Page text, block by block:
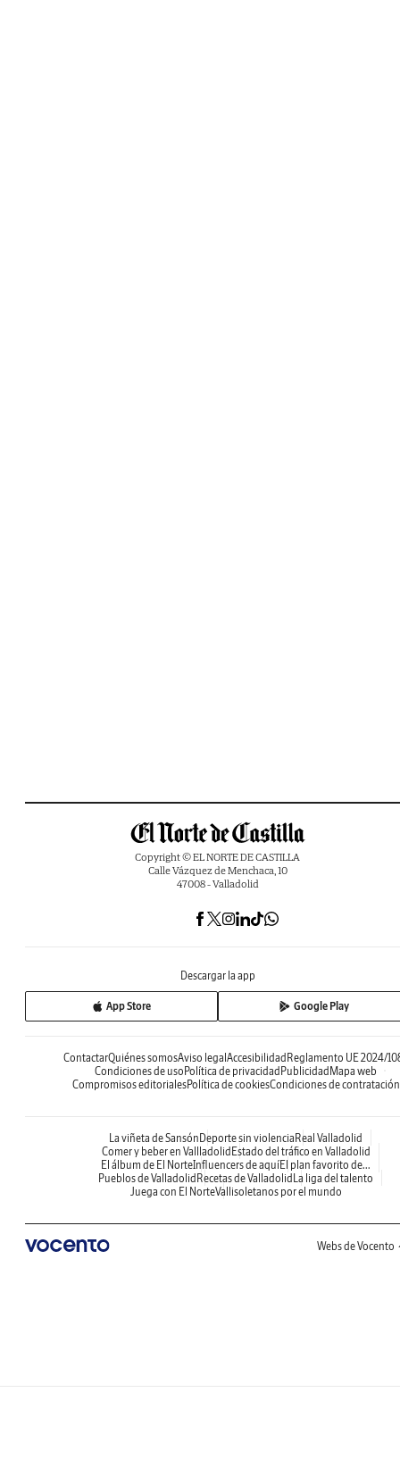
Copyright © EL NORTE DE CASTILLA
Calle Vázquez de Menchaca, 10
47008 - Valladolid
Descargar la app
App Store Google Play
ContactarQuiénes somosAviso legal Accesibilidad Reglamento UE 2024/
Condiciones de uso Política de privacidad Publicidad Mapa web
Compromisos editorialesPolítica de cookiesCondiciones de contratación
La viñeta de Sansón Deporte sin violencia Real Valladolid
Comer y beber en Vallladolid Estado del tráfico en Valladolid
El álbum de El NorteInfluencers de aquíEl plan favorito de...
Pueblos de Valladolid Recetas de Valladolid La liga del talento
Juega con El NorteVallisoletanos por el mundo
Webs de Vocento